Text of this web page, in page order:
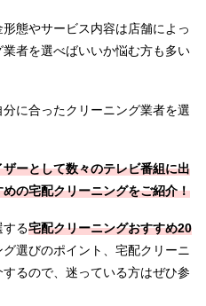
態やサービス内容は店舗によっ
者を選べばいいか悩む方も多い
に合ったクリーニング業者を選
ーとして数々のテレビ番組に出
の宅配クリーニングをご紹介！
する宅配クリーニングおすすめ20
選びのポイント、宅配クリーニ
るので、迷っている方はぜひ参